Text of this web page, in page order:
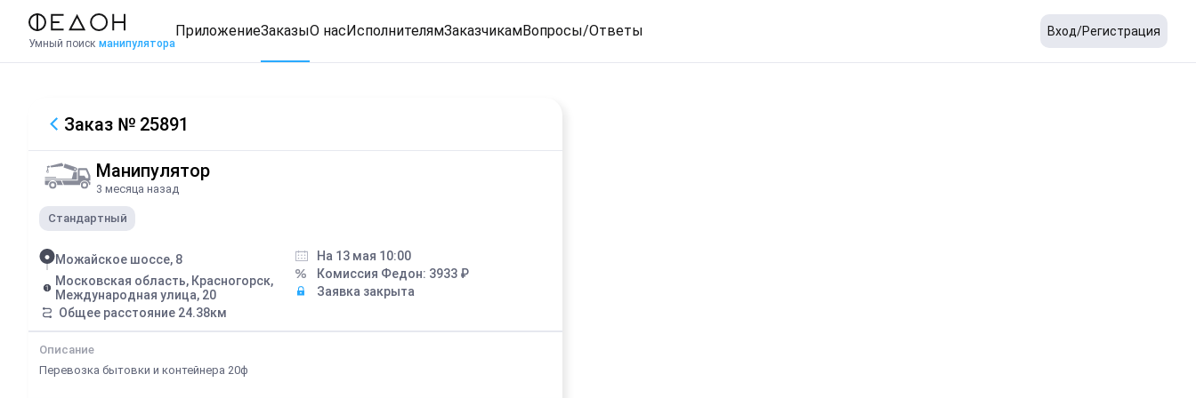
Умный поиск манипулятора
ПриложениеЗаказыО насИсполнителямЗаказчикамВопросы/Ответы Вход/Регистрация
Заказ № 25891
Манипулятор
3 месяца назад
Стандартный
Можайское шоссе, 8
Московская область, Красногорск,
Международная улица, 20
Общее расстояние 24.38км
На 13 мая 10:00
Комиссия Федон: 3933 ₽
Заявка закрыта
Описание
Перевозка бытовки и контейнера 20ф